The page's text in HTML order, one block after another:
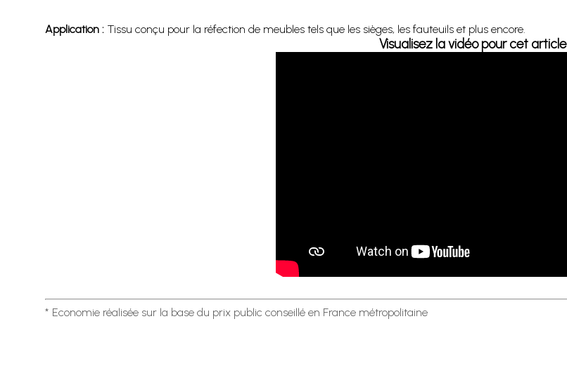
Application :Tissu conçu pour la réfection de meubles tels que les sièges, les fauteuils et plus encore.
Visualisez la vidéo pour cet article
* Economie réalisée sur la base du prix public conseillé en France métropolitaine